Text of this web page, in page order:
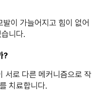
발이 가늘어지고 힘이 없어
니다.
?
서로 다른 메커니즘으로 작
치료합니다.